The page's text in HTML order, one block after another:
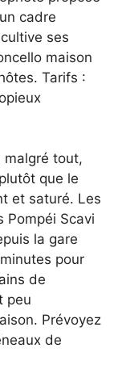
cadre
ses
maison
Tarifs :
malgré tout,
que le
et saturé. Les
Pompéi Scavi
la gare
pour
de
peu
Prévoyez
de